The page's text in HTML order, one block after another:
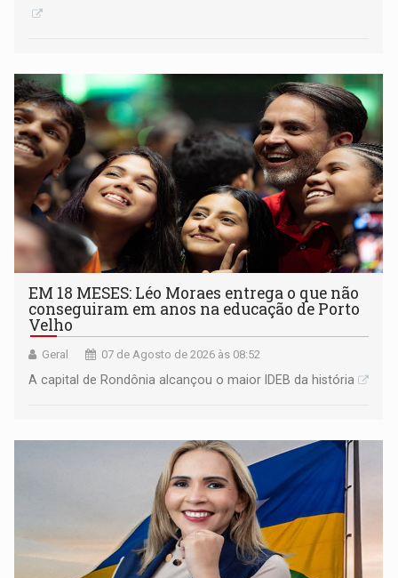
EM 18 MESES: Léo Moraes entrega o que não
conseguiram em anos na educação de Porto
Velho
Geral 07 de Agosto de 2026 às 08:52
A capital de Rondônia alcançou o maior IDEB da história